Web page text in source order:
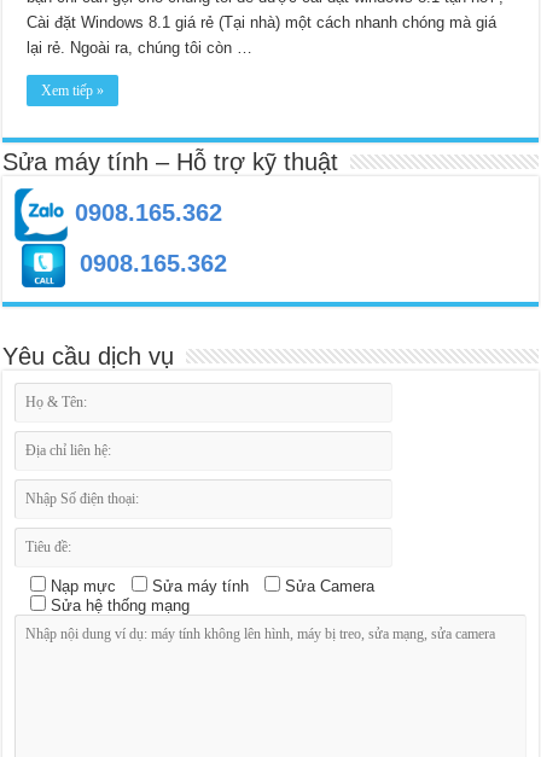
Cài đặt Windows 8.1 giá rẻ (Tại nhà) một cách nhanh chóng mà giá
lại rẻ. Ngoài ra, chúng tôi còn …
Xem tiếp »
Sửa máy tính – Hỗ trợ kỹ thuật
0908.165.362
0908.165.362
Yêu cầu dịch vụ
Nạp mực Sửa máy tính
Sửa Camera
Sửa hệ thống mạng